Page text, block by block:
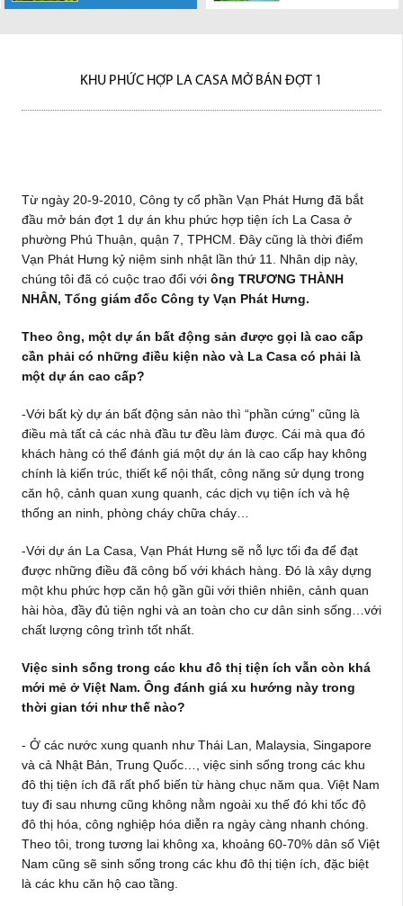
Dự án Căn hộ
Công ty CP Vạn
Với nguồn tiền
2010, Công ty cổ
KHU PHỨC HỢP LA CASA MỞ BÁN ĐỢT 1
Từ ngày 20-9-2010, Công ty cổ phần Vạn Phát Hưng đã bắt
đầu mở bán đợt 1 dự án khu phức hợp tiện ích La Casa ở
phường Phú Thuận, quận 7, TPHCM. Đây cũng là thời điểm
Vạn Phát Hưng kỷ niệm sinh nhật lần thứ 11. Nhân dịp này,
chúng tôi đã có cuộc trao đổi với ông TRƯƠNG THÀNH
NHÂN, Tổng giám đốc Công ty Vạn Phát Hưng.
Theo ông, một dự án bất động sản được gọi là cao cấp
cần phải có những điều kiện nào và La Casa có phải là
một dự án cao cấp?
-Với bất kỳ dự án bất động sản nào thì “phần cứng” cũng là
điều mà tất cả các nhà đầu tư đều làm được. Cái mà qua đó
khách hàng có thể đánh giá một dự án là cao cấp hay không
chính là kiến trúc, thiết kế nội thất, công năng sử dụng trong
căn hộ, cảnh quan xung quanh, các dịch vụ tiện ích và hệ
thống an ninh, phòng cháy chữa cháy…
-Với dự án La Casa, Vạn Phát Hưng sẽ nỗ lực tối đa để đạt
được những điều đã công bố với khách hàng. Đó là xây dựng
một khu phức hợp căn hộ gần gũi với thiên nhiên, cảnh quan
hài hòa, đầy đủ tiện nghi và an toàn cho cư dân sinh sống…với
chất lượng công trình tốt nhất.
Việc sinh sống trong các khu đô thị tiện ích vẫn còn khá
mới mẻ ở Việt Nam. Ông đánh giá xu hướng này trong
thời gian tới như thế nào?
- Ở các nước xung quanh như Thái Lan, Malaysia, Singapore
và cả Nhật Bản, Trung Quốc…, việc sinh sống trong các khu
đô thị tiện ích đã rất phổ biến từ hàng chục năm qua. Việt Nam
tuy đi sau nhưng cũng không nằm ngoài xu thế đó khi tốc độ
đô thị hóa, công nghiệp hóa diễn ra ngày càng nhanh chóng.
Theo tôi, trong tương lai không xa, khoảng 60-70% dân số Việt
Nam cũng sẽ sinh sống trong các khu đô thị tiện ích, đặc biệt
là các khu căn hộ cao tầng.